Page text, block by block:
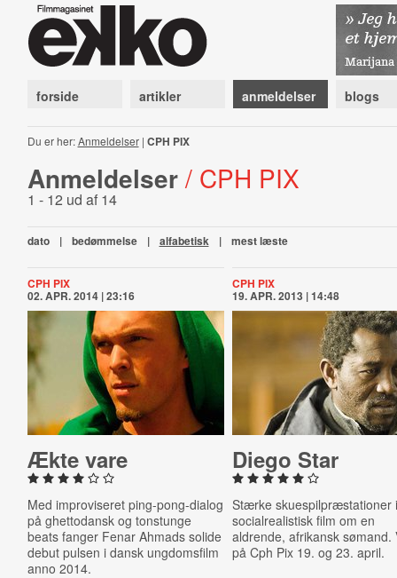
forside artikler anmeldelser blogs
Du er her:Anmeldelser| CPH PIX
Anmeldelser / CPH PIX
1 - 12 ud af 14
dato | bedømmelse | alfabetisk | mest læste
CPH PIX
02. APR. 2014 | 23:16
Ækte vare
Med improviseret ping-pong-dialog
på ghettodansk og tonstunge
beats fanger Fenar Ahmads solide
debut pulsen i dansk ungdomsfilm
anno 2014.
CPH PIX
19. APR. 2013 | 14:48
Diego Star
Stærke skuespilpræstationer
socialrealistisk film om en
aldrende, afrikansk sømand.
på Cph Pix 19. og 23. april.